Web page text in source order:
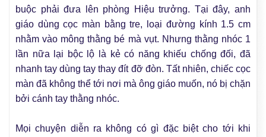
buộc phải đưa lên phòng Hiệu trưởng. Tại đây, anh
giáo dùng cọc màn bằng tre, loại đường kính 1.5 cm
nhằm vào mông thằng bé mà vụt. Nhưng thằng nhóc 1
lần nữa lại bộc lộ là kẻ có năng khiếu chống đối, đã
nhanh tay dùng tay thay đít đỡ đòn. Tất nhiên, chiếc cọc
màn đã không thể tới nơi mà ông giáo muốn, nó bị chặn
bởi cánh tay thằng nhóc.
Mọi chuyện diễn ra không có gì đặc biệt cho tới khi